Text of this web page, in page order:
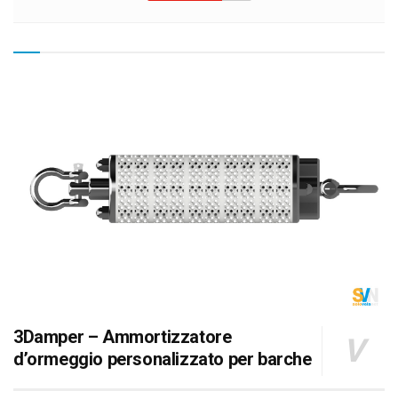
3Damper – Ammortizzatore
d’ormeggio personalizzato per barche